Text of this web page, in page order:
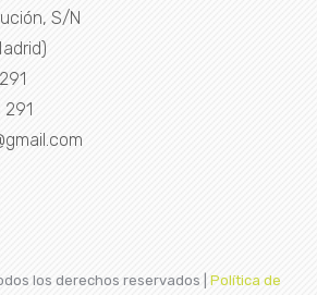
S/N
los derechos reservados | Política de